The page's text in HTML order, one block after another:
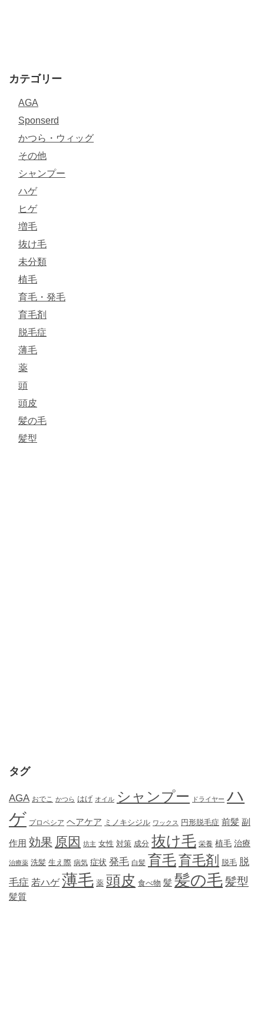
カテゴリー
AGA
Sponserd
かつら・ウィッグ
その他
シャンプー
ハゲ
ヒゲ
増毛
抜け毛
未分類
植毛
育毛・発毛
育毛剤
脱毛症
薄毛
薬
頭
頭皮
髪の毛
髪型
タグ
AGA おでこ かつら はげ オイル シャンプー ドライヤー ハ
ゲ プロペシア ヘアケア ミノキシジル ワックス 円形脱毛症 前髪 副
作用 効果 原因 坊主 女性 対策 成分 抜け毛 栄養 植毛 治療
治療薬 洗髪 生え際 病気 症状 発毛 白髪 育毛育毛剤 脱毛 脱
毛症 若ハゲ 薄毛 薬 頭皮 食べ物 髪 髪の毛髪型
髪質